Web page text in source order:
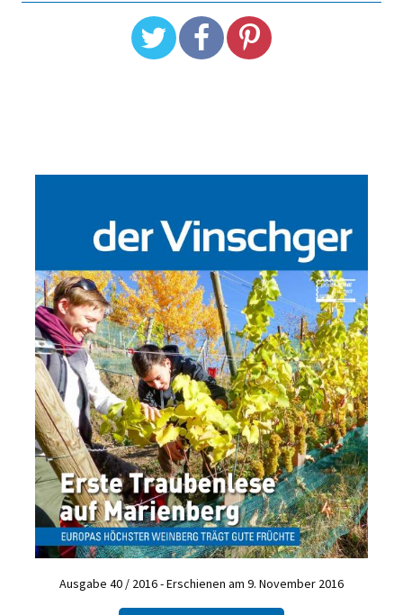
Ausgabe 40 / 2016 - Erschienen am 9. November 2016